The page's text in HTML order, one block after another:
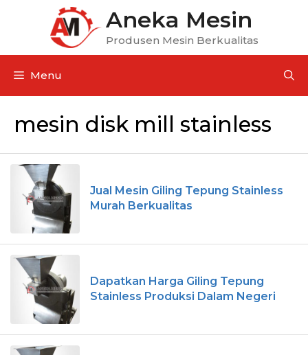
Aneka Mesin
Produsen Mesin Berkualitas
Menu
mesin disk mill stainless
Jual Mesin Giling Tepung Stainless
Murah Berkualitas
Dapatkan Harga Giling Tepung
Stainless Produksi Dalam Negeri